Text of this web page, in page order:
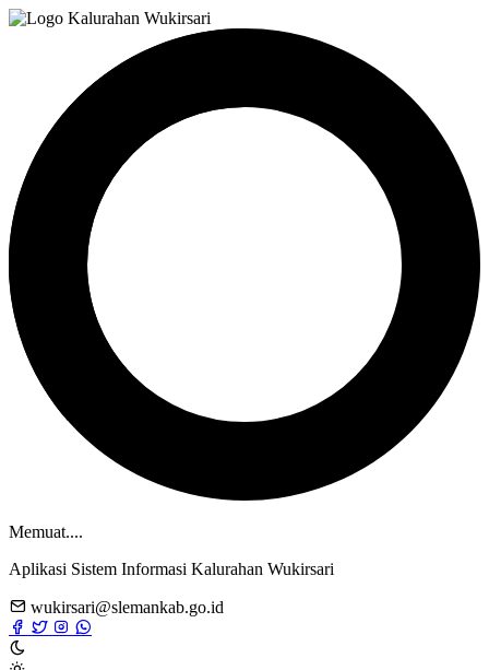
Memuat....
Aplikasi Sistem Informasi Kalurahan Wukirsari
wukirsari@slemankab.go.id